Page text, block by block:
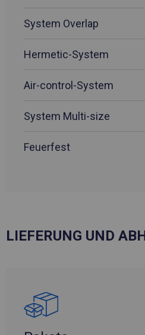
System Overlap
Hermetic-System
Air-control-System
System Multi-size
Feuerfest
LIEFERUNG UND